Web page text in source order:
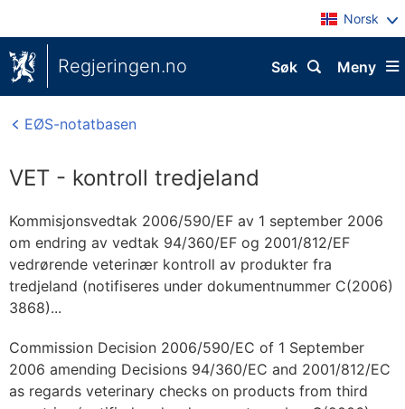
Norsk
Regjeringen.no Meny
Søk
EØS-notatbasen
VET - kontroll tredjeland
Kommisjonsvedtak 2006/590/EF av 1 september 2006
om endring av vedtak 94/360/EF og 2001/812/EF
vedrørende veterinær kontroll av produkter fra
tredjeland (notifiseres under dokumentnummer C(2006)
3868)...
Commission Decision 2006/590/EC of 1 September
2006 amending Decisions 94/360/EC and 2001/812/EC
as regards veterinary checks on products from third